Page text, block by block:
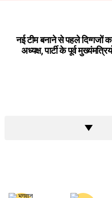
नई टीम बनाने से पहले दिग्गजों
अध्यक्ष, पार्टी के पूर्व